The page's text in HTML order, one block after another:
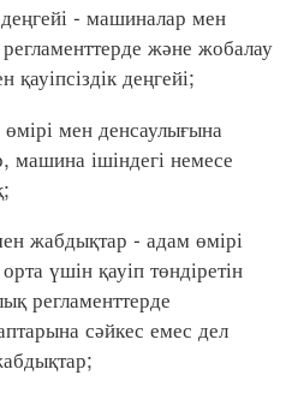
- машиналар мен
және жобалау
деңгейі;
мен денсаулығына
машина ішіндегі немесе
жабдықтар - адам өмірі
үшін қауіп төндіретін
регламенттерде
сәйкес емес дел